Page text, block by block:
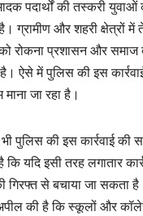
पदार्थों की तस्करी
ग्रामीण और शहरी क्षेत्रों
रोकना प्रशासन और समाज
ऐसे में पुलिस की इस
जा रहा है।
पुलिस की इस कार्रवाई की
यदि इसी तरह लगातार
गिरफ्त से बचाया जा सकता
की है कि स्कूलों और